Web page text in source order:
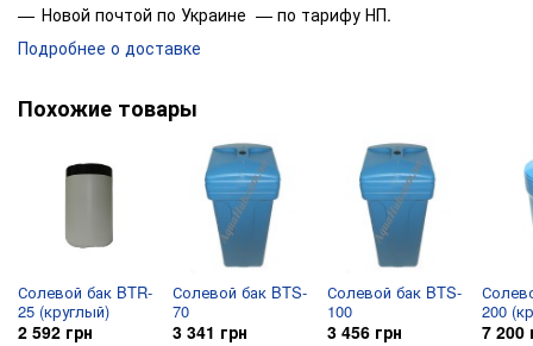
Новой почтой по Украине — по тарифу НП.
Подробнее о доставке
Похожие товары
Солевой бак BTR-
25 (круглый)
2 592 грн
Солевой бак BTS-
70
3 341 грн
Солевой бак BTS-
100
3 456 грн
200
7 200